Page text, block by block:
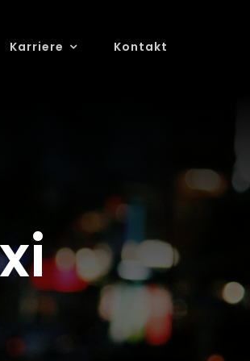
Karriere Kontakt